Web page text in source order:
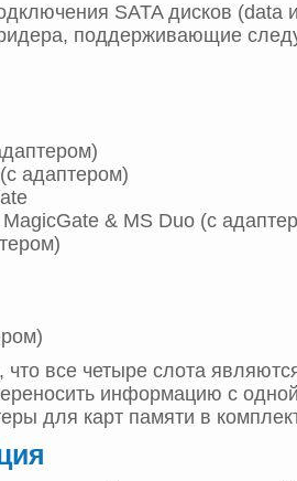
SATA дисков (data
поддерживающие
адаптером)
MagicGate & MS Duo (с
что все четыре слота
информацию с
для карт памяти в